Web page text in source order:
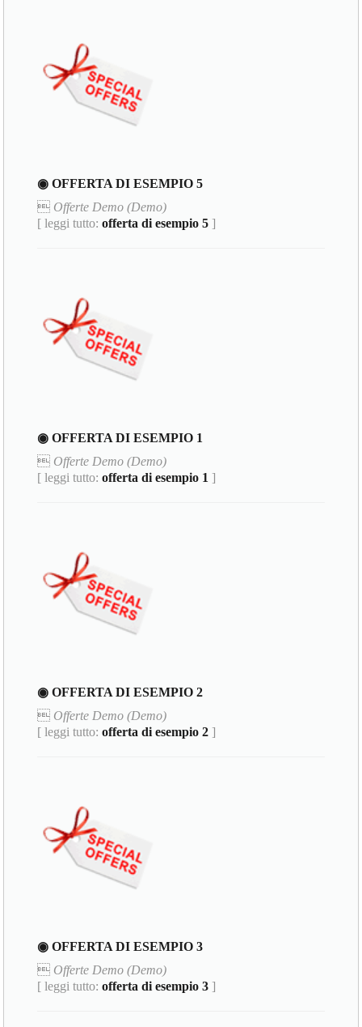
◉ OFFERTA DI ESEMPIO 5
 Offerte Demo (Demo)
[ leggi tutto:offerta di esempio 5 ]
◉ OFFERTA DI ESEMPIO 1
 Offerte Demo (Demo)
[ leggi tutto:offerta di esempio 1 ]
◉ OFFERTA DI ESEMPIO 2
 Offerte Demo (Demo)
[ leggi tutto:offerta di esempio 2 ]
◉ OFFERTA DI ESEMPIO 3
 Offerte Demo (Demo)
[ leggi tutto:offerta di esempio 3 ]